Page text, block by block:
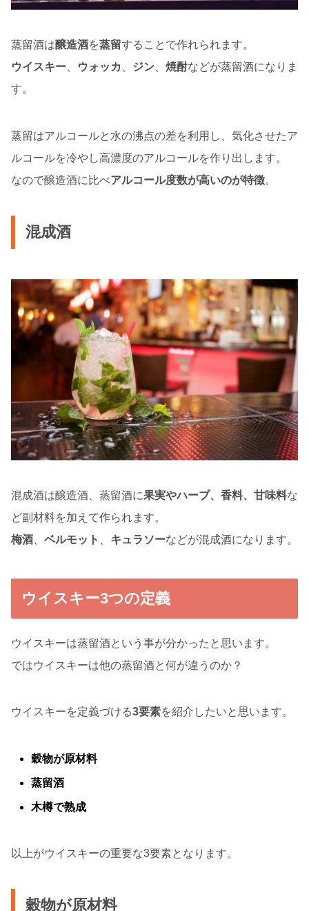
蒸留酒は醸造酒を蒸留することで作れられます。
ウイスキー
ウォッカ ジン 焼酎などが蒸留酒になりま
す。
蒸留はアルコールと水の沸点の差を利用し、気化させたア
ルコールを冷やし高濃度のアルコールを作り出します。
なので醸造酒に比べアルコール度数が高いのが特徴。
混成酒
混成酒は醸造酒、蒸留酒に果実やハーブ、香料、甘味料な
ど副材料を加えて作られます。
梅酒
ベルモット キュラソーなどが混成酒になります。
ウイスキー3つの定義
ウイスキーは蒸留酒という事が分かったと思います。
ではウイスキーは他の蒸留酒と何が違うのか？
ウイスキーを定義づける3要素を紹介したいと思います。
穀物が原材料
蒸留酒
木樽で熟成
以上がウイスキーの重要な3要素となります。
穀物が原材料